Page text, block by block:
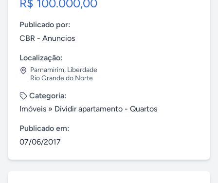
R$ 100.000,00
Publicado por:
CBR - Anuncios
Localização:
Parnamirim, Liberdade
Rio Grande do Norte
Categoria:
Imóveis » Dividir apartamento - Quartos
Publicado em:
07/06/2017